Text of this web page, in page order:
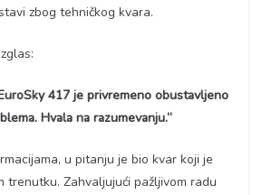
zbog tehničkog kvara.
417 je privremeno obustavljeno
Hvala na razumevanju.“
u pitanju je bio kvar koji je
trenutku. Zahvaljujući pažljivom radu